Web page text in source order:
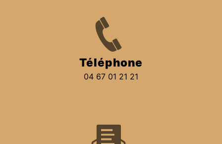
Téléphone
04 67 01 21 21